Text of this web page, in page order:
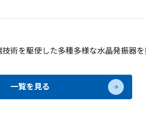
術を駆使した多種多様な水晶発振器
一覧を見る